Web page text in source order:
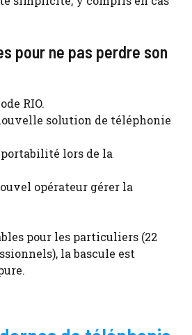
pour ne pas perdre son
RIO.
solution de téléphonie
lors de la
opérateur gérer la
pour les particuliers (22
la bascule est